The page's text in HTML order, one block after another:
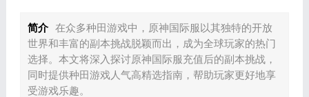
简介 在众多种田游戏中，原神国际服以其独特的开放
世界和丰富的副本挑战脱颖而出，成为全球玩家的热门
选择。本文将深入探讨原神国际服充值后的副本挑战，
同时提供种田游戏人气高精选指南，帮助玩家更好地享
受游戏乐趣。